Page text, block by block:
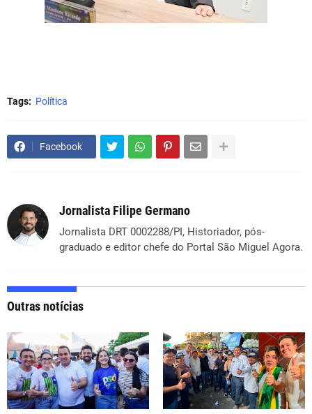
Tags: Política
Facebook
Jornalista Filipe Germano
Jornalista DRT 0002288/PI, Historiador, pós-
graduado e editor chefe do Portal São Miguel Agora.
Outras notícias